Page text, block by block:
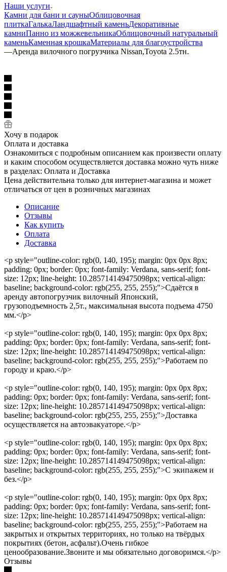
Наши услуги
Камни для бани и сауныОблицовочная
плиткаГалькаЛандшафтный каменьДекоративные
камниПанно из можжевельникаОблицовочный натуральный
каменьКаменная крошкаМатериалы для благоустройства
—Аренда вилочного погрузчика Nissan,Toyota 2.5тн.
Хочу в подарок
Оплата и доставка
Ознакомиться с подробным описанием как произвести оплату
и каким способом осуществляется доставка можно чуть ниже
в разделах: Оплата и Доставка
Цена действительна только для интернет-магазина и может
отличаться от цен в розничных магазинах
Описание
Отзывы
Как купить
Оплата
Доставка
<p style="outline-color: rgb(0, 140, 195); margin: 0px 0px 8px;
padding: 0px; border: 0px; font-family: Verdana, sans-serif; font-
size: 12px; line-height: 10.285714149475098px; vertical-align:
baseline; background-color: rgb(255, 255, 255);">Сдаётся в
аренду автопогрузчик вилочный Японский,
грузоподъемность 2,5т., максимальная высота подъема 4750
мм.</p>
<p style="outline-color: rgb(0, 140, 195); margin: 0px 0px 8px;
padding: 0px; border: 0px; font-family: Verdana, sans-serif; font-
size: 12px; line-height: 10.285714149475098px; vertical-align:
baseline; background-color: rgb(255, 255, 255);">Работаем по
городу и краю.</p>
<p style="outline-color: rgb(0, 140, 195); margin: 0px 0px 8px;
padding: 0px; border: 0px; font-family: Verdana, sans-serif; font-
size: 12px; line-height: 10.285714149475098px; vertical-align:
baseline; background-color: rgb(255, 255, 255);">Доставка
осуществляется на автоэвакуаторе.</p>
<p style="outline-color: rgb(0, 140, 195); margin: 0px 0px 8px;
padding: 0px; border: 0px; font-family: Verdana, sans-serif; font-
size: 12px; line-height: 10.285714149475098px; vertical-align:
baseline; background-color: rgb(255, 255, 255);">С экипажем и
без.</p>
<p style="outline-color: rgb(0, 140, 195); margin: 0px 0px 8px;
padding: 0px; border: 0px; font-family: Verdana, sans-serif; font-
size: 12px; line-height: 10.285714149475098px; vertical-align:
baseline; background-color: rgb(255, 255, 255);">Работаем на
закрытых и открытых территориях, но только на твёрдых
покрытиях (бетон, асфальт).Очень гибкое
ценообразование.Звоните и мы обязательно договоримся.</p>
Отзывы